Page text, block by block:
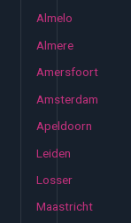
Almelo
Almere
Amersfoort
Amsterdam
Apeldoorn
Leiden
Losser
Maastricht